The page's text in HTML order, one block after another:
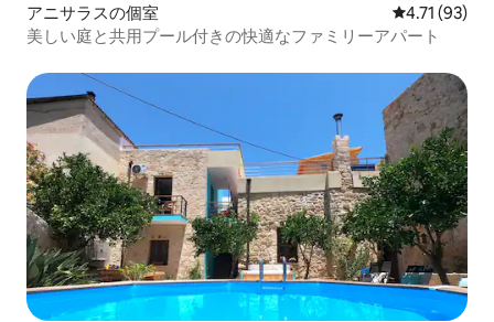
アニサラスの個室 レビュー93
4.71 (93)
美しい庭と共用プール付きの快適なファミリーアパート